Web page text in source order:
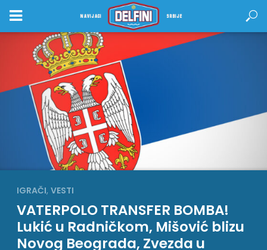
NAVIJACI SRBIJE
IGRAČI, VESTI
VATERPOLO TRANSFER BOMBA!
Lukić u Radničkom, Mišović blizu
Novog Beograda, Zvezda u